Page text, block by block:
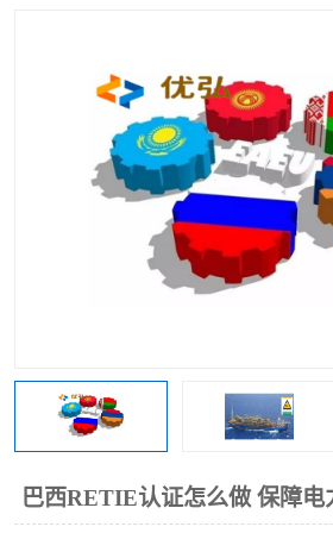
巴西RETIE认证怎么做 保障电